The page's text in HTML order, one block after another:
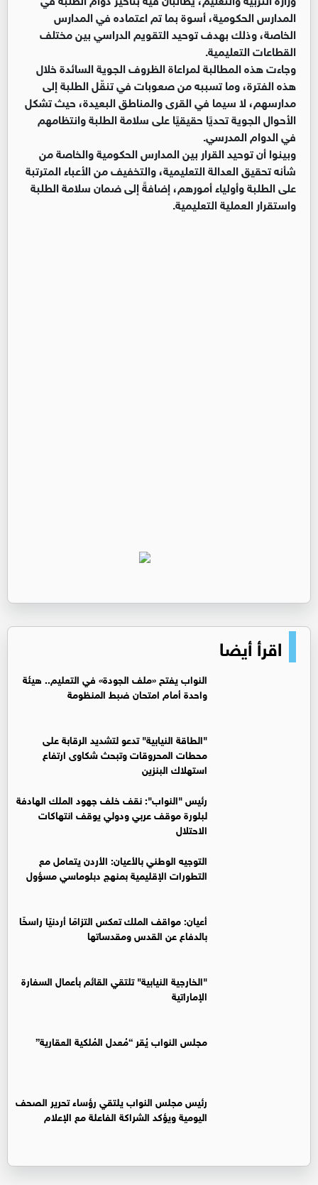
المدارس الحكومية، أسوة بما تم اعتماده في المدارس
الخاصة، وذلك بهدف توحيد التقويم الدراسي بين مختلف
القطاعات التعليمية.
وجاءت هذه المطالبة لمراعاة الظروف الجوية السائدة خلال
هذه الفترة، وما تسببه من صعوبات في تنقّل الطلبة إلى
مدارسهم، لا سيما في القرى والمناطق البعيدة، حيث تشكل
الأحوال الجوية تحديًا حقيقيًا على سلامة الطلبة وانتظامهم
في الدوام المدرسي.
وبينوا أن توحيد القرار بين المدارس الحكومية والخاصة من
شأنه تحقيق العدالة التعليمية، والتخفيف من الأعباء المترتبة
على الطلبة وأولياء أمورهم، إضافةً إلى ضمان سلامة الطلبة
واستقرار العملية التعليمية.
اقرأ أيضا
النواب يفتح «ملف الجودة» في التعليم.. هيئة
واحدة أمام امتحان ضبط المنظومة
"الطاقة النيابية" تدعو لتشديد الرقابة على
محطات المحروقات وتبحث شكاوى ارتفاع
استهلاك البنزين
رئيس "النواب": نقف خلف جهود الملك الهادفة
لبلورة موقف عربي ودولي يوقف انتهاكات
الاحتلال
التوجيه الوطني بالأعيان: الأردن يتعامل مع
التطورات الإقليمية بمنهج دبلوماسي مسؤول
أعيان: مواقف الملك تعكس التزامًا أردنيًا راسخًا
بالدفاع عن القدس ومقدساتها
"الخارجية النيابية" تلتقي القائم بأعمال السفارة
الإماراتية
مجلس النواب يُقر “مُعدل المُلكية العقارية”
رئيس مجلس النواب يلتقي رؤساء تحرير الصحف
اليومية ويؤكد الشراكة الفاعلة مع الإعلام